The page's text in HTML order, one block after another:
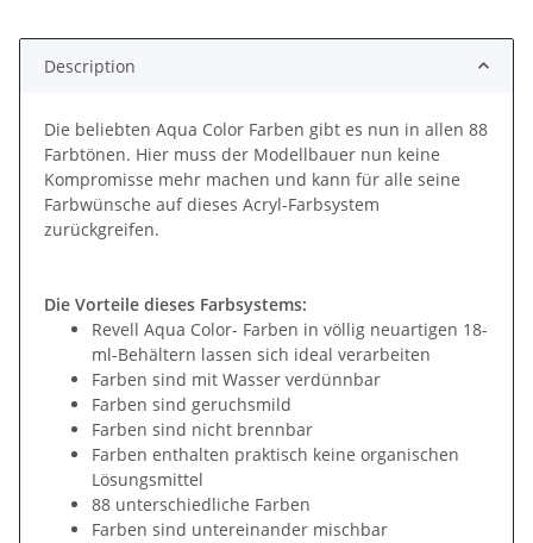
Description
Die beliebten Aqua Color Farben gibt es nun in allen 88
Farbtönen. Hier muss der Modellbauer nun keine
Kompromisse mehr machen und kann für alle seine
Farbwünsche auf dieses Acryl-Farbsystem
zurückgreifen.
Die Vorteile dieses Farbsystems:
Revell Aqua Color- Farben in völlig neuartigen 18-
ml-Behältern lassen sich ideal verarbeiten
Farben sind mit Wasser verdünnbar
Farben sind geruchsmild
Farben sind nicht brennbar
Farben enthalten praktisch keine organischen
Lösungsmittel
88 unterschiedliche Farben
Farben sind untereinander mischbar